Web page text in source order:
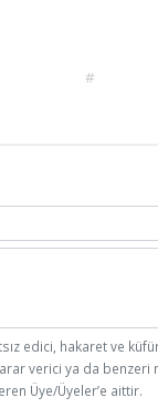
#
edici, hakaret ve
verici ya da
Üye/Üyeler’e aittir.